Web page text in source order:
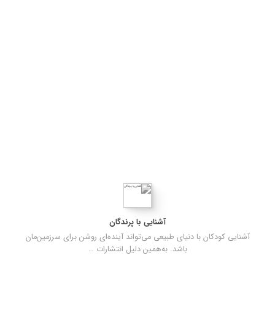
آشنایی با پرندگان
آشنایی کودکان با دنیای طبیعی می‌تواند آینده‌ای روشن برای سرزمین‌مان
باشد. به‌همین دلیل انتشارات …